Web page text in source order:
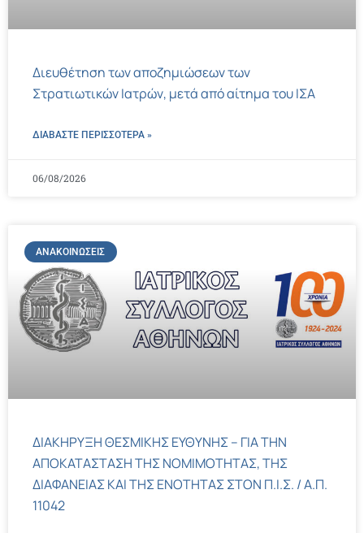
Διευθέτηση των αποζημιώσεων των
Στρατιωτικών Ιατρών, μετά από αίτημα του ΙΣΑ
ΔΙΑΒΑΣΤΕ ΠΕΡΙΣΣΌΤΕΡΑ »
06/08/2026
ΑΝΑΚΟΙΝΏΣΕΙΣ
ΔΙΑΚΗΡΥΞΗ ΘΕΣΜΙΚΗΣ ΕΥΘΥΝΗΣ – ΓΙΑ ΤΗΝ
ΑΠΟΚΑΤΑΣΤΑΣΗ ΤΗΣ ΝΟΜΙΜΟΤΗΤΑΣ, ΤΗΣ
ΔΙΑΦΑΝΕΙΑΣ ΚΑΙ ΤΗΣ ΕΝΟΤΗΤΑΣ ΣΤΟΝ Π.Ι.Σ. / Α.Π.
11042